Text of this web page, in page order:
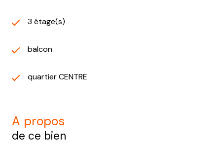
3 étage(s)
balcon
quartier CENTRE
a propos
de ce bien